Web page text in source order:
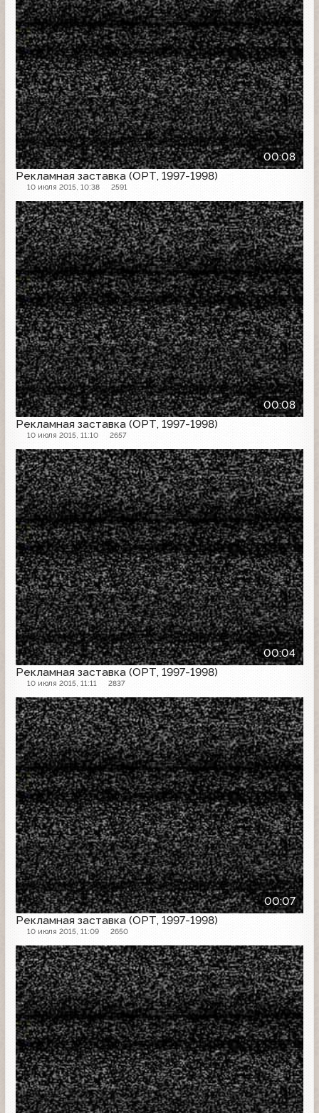
00:08
Рекламная заставка (ОРТ, 1997-1998)
10 июля 2015, 10:38 2591
00:08
Рекламная заставка (ОРТ, 1997-1998)
10 июля 2015, 11:10 2657
Рекламная заставка
00:04
Рекламная заставка (ОРТ, 1997-1998)
10 июля 2015, 11:11 2837
Рекламная заставка
00:07
Рекламная заставка (ОРТ, 1997-1998)
10 июля 2015, 11:09 2650
Рекламная заставка
Рекламная заставка